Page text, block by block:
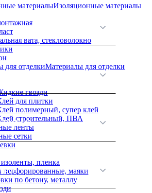
Изоляционные материалы
вата, стекловолокно
Материалы для отделки
гвозди
для плитки
полимерный, супер клей
строительный, ПВА
ленты
сетки
пленка
перфорированные, маяки
по бетону, металлу